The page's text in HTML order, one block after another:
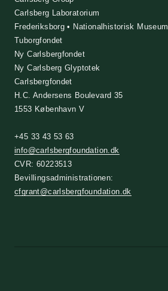
Carlsberg Laboratorium
Frederiksborg • Nationalhistorisk Museum
Tuborgfondet
Ny Carlsbergfondet
Ny Carlsberg Glyptotek
Carlsbergfondet
H.C. Andersens Boulevard 35
1553 København V
+45 33 43 53 63
info@carlsbergfoundation.dk
CVR: 60223513
Bevillingsadministrationen:
cfgrant@carlsbergfoundation.dk